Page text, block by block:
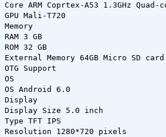
Core ARM Coprtex-A53 1.3GHz Quad-
GPU Mali-T720
Memory
RAM 3 GB
ROM 32 GB
External Memory 64GB Micro SD
OTG Support
OS
OS Android 6.0
Display
Display Size 5.0 inch
Type TFT IPS
Resolution 1280*720 pixels